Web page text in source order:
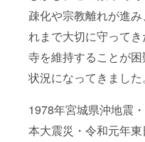
疎化や宗教離れが進み
れまで大切に守ってき
寺を維持することが困
状況になってきました。
1978年宮城県沖地震
本大震災・令和元年東